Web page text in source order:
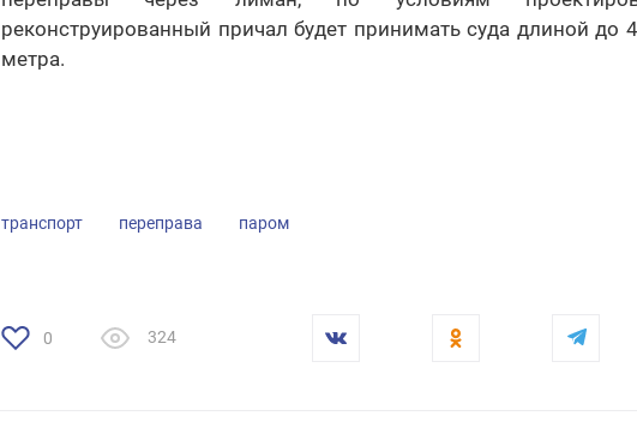
реконструированный причал будет принимать суда длиной до
метра.
транспорт переправа паром
0 324